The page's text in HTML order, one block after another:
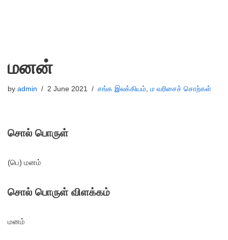
மனன்
by admin 2 June 2021 சங்க இலக்கியம், ம வரிசைச் சொற்கள்
சொல் பொருள்
(பெ) மனம்
சொல் பொருள் விளக்கம்
மனம்